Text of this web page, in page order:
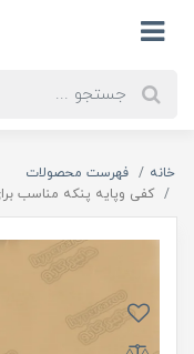
خانه
فهرست محصولات
کفی وپایه پنکه مناسب